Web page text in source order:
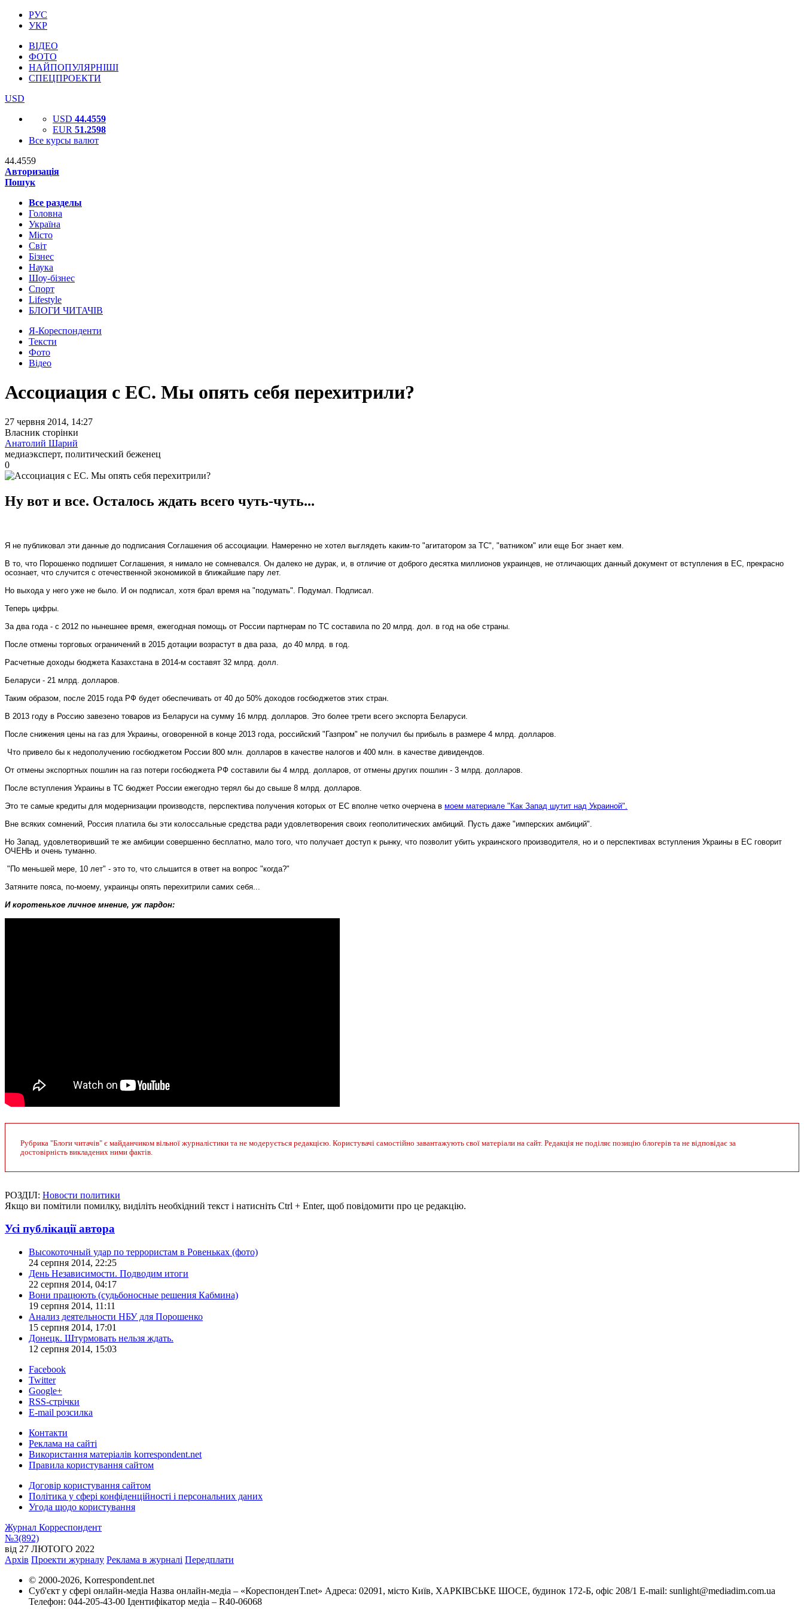
РУС
УКР
ВІДЕО
ФОТО
НАЙПОПУЛЯРНІШІ
СПЕЦПРОЕКТИ
USD
USD 44.4559
EUR 51.2598
Все курсы валют
44.4559
Авторизація
Пошук
Все разделы
Головна
Україна
Місто
Світ
Бізнес
Наука
Шоу-бізнес
Спорт
Lifestyle
БЛОГИ ЧИТАЧІВ
Я-Кореспонденти
Тексти
Фото
Відео
Ассоциация с ЕС. Мы опять себя перехитрили?
27 червня 2014, 14:27
Власник сторінки
Анатолий Шарий
медиаэксперт, политический беженец
0
Ну вот и все. Осталось ждать всего чуть-чуть...
Я не публиковал эти данные до подписания Соглашения об ассоциации. Намеренно не хотел выглядеть каким-то "агитатором за ТС", "ватником" или еще Бог знает кем.
В то, что Порошенко подпишет Соглашения, я нимало не сомневался. Он далеко не дурак, и, в отличие от доброго десятка миллионов украинцев, не отличающих данный документ от вступления в ЕС, прекрасно
осознает, что случится с отечественной экономикой в ближайшие пару лет.
Но выхода у него уже не было. И он подписал, хотя брал время на "подумать". Подумал. Подписал.
Теперь цифры.
За два года - с 2012 по нынешнее время, ежегодная помощь от России партнерам по ТС составила по 20 млрд. дол. в год на обе страны.
После отмены торговых ограничений в 2015 дотации возрастут в два раза, до 40 млрд. в год.
Расчетные доходы бюджета Казахстана в 2014-м составят 32 млрд. долл.
Беларуси - 21 млрд. долларов.
Таким образом, после 2015 года РФ будет обеспечивать от 40 до 50% доходов госбюджетов этих стран.
В 2013 году в Россию завезено товаров из Беларуси на сумму 16 млрд. долларов. Это более трети всего экспорта Беларуси.
После снижения цены на газ для Украины, оговоренной в конце 2013 года, российский "Газпром" не получил бы прибыль в размере 4 млрд. долларов.
Что привело бы к недополучению госбюджетом России 800 млн. долларов в качестве налогов и 400 млн. в качестве дивидендов.
От отмены экспортных пошлин на газ потери госбюджета РФ составили бы 4 млрд. долларов, от отмены других пошлин - 3 млрд. долларов.
После вступления Украины в ТС бюджет России ежегодно терял бы до свыше 8 млрд. долларов.
Это те самые кредиты для модернизации производств, перспектива получения которых от ЕС вполне четко очерчена в моем материале "Как Запад шутит над Украиной".
Вне всяких сомнений, Россия платила бы эти колоссальные средства ради удовлетворения своих геополитических амбиций. Пусть даже "имперских амбиций".
Но Запад, удовлетворивший те же амбиции совершенно бесплатно, мало того, что получает доступ к рынку, что позволит убить украинского производителя, но и о перспективах вступления Украины в ЕС говорит
ОЧЕНЬ и очень туманно.
"По меньшей мере, 10 лет" - это то, что слышится в ответ на вопрос "когда?"
Затяните пояса, по-моему, украинцы опять перехитрили самих себя...
И коротенькое личное мнение, уж пардон:
Рубрика "Блоги читачів" є майданчиком вільної журналістики та не модерується редакцією. Користувачі самостійно завантажують свої матеріали на сайт. Редакція не поділяє позицію блогерів та не відповідає за
достовірність викладених ними фактів.
РОЗДІЛ: Новости политики
Якщо ви помітили помилку, виділіть необхідний текст і натисніть Ctrl + Enter, щоб повідомити про це редакцію.
Усі публікації автора
Высокоточный удар по террористам в Ровеньках (фото)
24 серпня 2014, 22:25
День Независимости. Подводим итоги
22 серпня 2014, 04:17
Вони працюють (судьбоносные решения Кабмина)
19 серпня 2014, 11:11
Анализ деятельности НБУ для Порошенко
15 серпня 2014, 17:01
Донецк. Штурмовать нельзя ждать.
12 серпня 2014, 15:03
Facebook
Twitter
Google+
RSS-стрічки
E-mail розсилка
Контакти
Реклама на сайті
Використання матеріалів korrespondent.net
Правила користування сайтом
Договір користування сайтом
Політика у сфері конфіденційності і персональних даних
Угода щодо користування
Журнал Корреспондент
№3(892)
від 27 ЛЮТОГО 2022
Архів Проекти журналу Реклама в журналі Передплати
© 2000-2026, Korrespondent.net
Суб'єкт у сфері онлайн-медіа Назва онлайн-медіа – «КореспонденТ.net» Адреса: 02091, місто Київ, ХАРКІВСЬКЕ ШОСЕ, будинок 172-Б, офіс 208/1 E-mail: sunlight@mediadim.com.ua
Телефон: 044-205-43-00 Ідентифікатор медіа – R40-06068